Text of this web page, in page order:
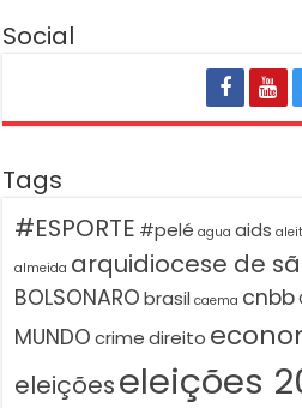
Social
Tags
#ESPORTE #pelé agua aids
almeida arquidiocese de
BOLSONARO brasil caema cnbb
MUNDO crime direito
eleiçõeseleições